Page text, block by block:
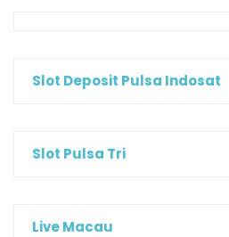
Slot Deposit Pulsa Indosat
Slot Pulsa Tri
Live Macau